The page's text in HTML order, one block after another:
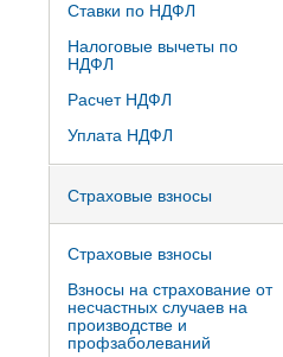
Ставки по НДФЛ
Налоговые вычеты по
НДФЛ
Расчет НДФЛ
Уплата НДФЛ
Страховые взносы
Страховые взносы
Взносы на страхование от
несчастных случаев на
производстве и
профзаболеваний